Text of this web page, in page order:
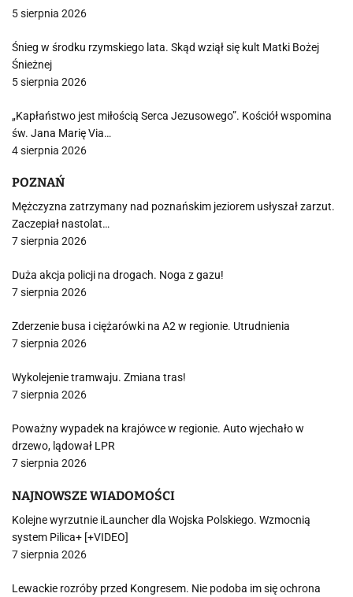
5 sierpnia 2026
Śnieg w środku rzymskiego lata. Skąd wziął się kult Matki Bożej
Śnieżnej
5 sierpnia 2026
„Kapłaństwo jest miłością Serca Jezusowego”. Kościół wspomina
św. Jana Marię Via…
4 sierpnia 2026
POZNAŃ
Mężczyzna zatrzymany nad poznańskim jeziorem usłyszał zarzut.
Zaczepiał nastolat…
7 sierpnia 2026
Duża akcja policji na drogach. Noga z gazu!
7 sierpnia 2026
Zderzenie busa i ciężarówki na A2 w regionie. Utrudnienia
7 sierpnia 2026
Wykolejenie tramwaju. Zmiana tras!
7 sierpnia 2026
Poważny wypadek na krajówce w regionie. Auto wjechało w
drzewo, lądował LPR
7 sierpnia 2026
NAJNOWSZE WIADOMOŚCI
Kolejne wyrzutnie iLauncher dla Wojska Polskiego. Wzmocnią
system Pilica+ [+VIDEO]
7 sierpnia 2026
Lewackie rozróby przed Kongresem. Nie podoba im się ochrona